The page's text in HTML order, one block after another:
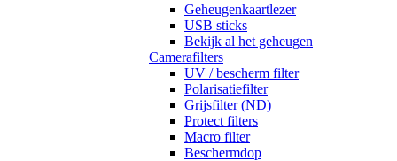
Geheugenkaartlezer
USB sticks
Bekijk al het geheugen
Camerafilters
UV / bescherm filter
Polarisatiefilter
Grijsfilter (ND)
Protect filters
Macro filter
Beschermdop